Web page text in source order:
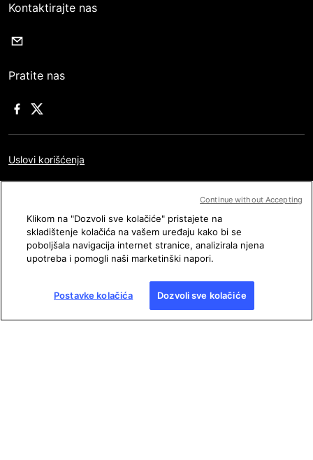
Kontaktirajte nas
Pratite nas
Uslovi korišćenja
Politika privatnosti
Postavke kolačića
Mapa sajta
Copyright © AFP 2017-2026. Sva prava zadržana.Korisnici
mogu pristupiti i konsultovati ovu internet stranicu i koristiti i
Klikom na "Dozvoli sve kolačiće" pristajete na
skladištenje kolačića na vašem uređaju kako bi se
poboljšala navigacija internet stranice, analizirala njena
upotreba i pomogli naši marketinški napori.
Postavke kolačića Dozvoli sve kolačiće
Continue without Accepting